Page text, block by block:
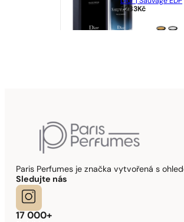
2283Kč
Paris Perfumes je značka vytvořená s
Sledujte nás
17 000+